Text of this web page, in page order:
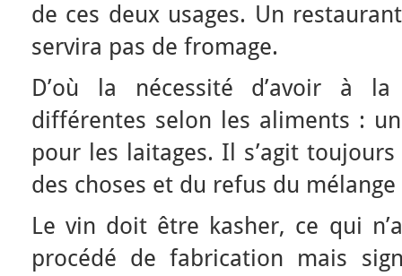
de ces deux usages. Un
servira pas de fromage.
D’où la nécessité d’avoir à
différentes selon les aliments :
pour les laitages. Il s’agit
des choses et du refus du
Le vin doit être kasher, ce qui
procédé de fabrication mais